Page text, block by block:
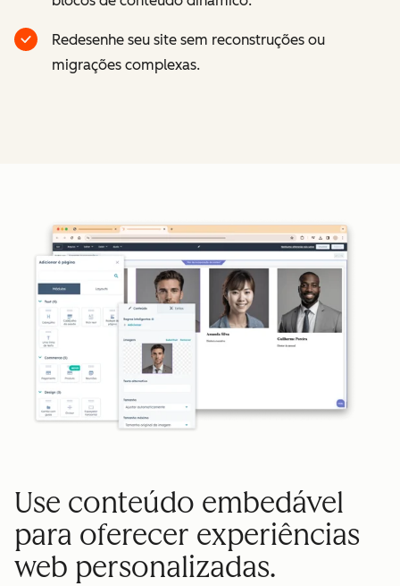
Redesenhe seu site sem reconstruções ou
migrações complexas.
Use conteúdo embedável
para oferecer experiências
web personalizadas.